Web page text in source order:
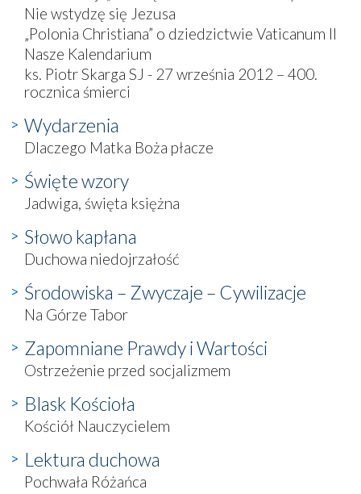
Nie wstydzę się Jezusa
„Polonia Christiana” o dziedzictwie Vaticanum II
Nasze Kalendarium
ks. Piotr Skarga SJ - 27 września 2012 – 400.
rocznica śmierci
Wydarzenia
Dlaczego Matka Boża płacze
Święte wzory
Jadwiga, święta księżna
Słowo kapłana
Duchowa niedojrzałość
Środowiska – Zwyczaje – Cywilizacje
Na Górze Tabor
Zapomniane Prawdy i Wartości
Ostrzeżenie przed socjalizmem
Blask Kościoła
Kościół Nauczycielem
Lektura duchowa
Pochwała Różańca